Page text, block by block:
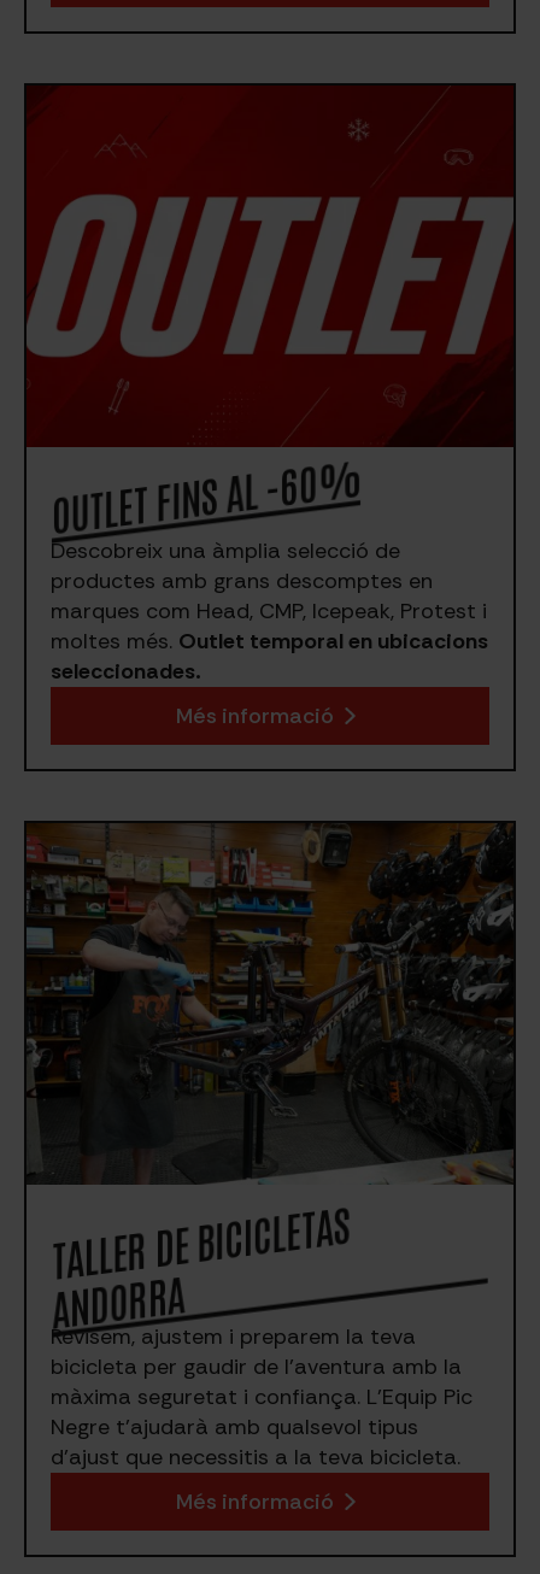
OUTLET FINS AL -60%
Descobreix una àmplia selecció de
productes amb grans descomptes en
marques com Head, CMP, Icepeak, Protest i
moltes més. Outlet temporal en ubicacions
seleccionades.
Més informació
TALLER DE BICICLETAS
A
NDORRA
Revisem, ajustem i preparem la teva
bicicleta per gaudir de l’aventura amb la
màxima seguretat i confiança. L’Equip Pic
Negre t’ajudarà amb qualsevol tipus
d’ajust que necessitis a la teva bicicleta.
Més informació